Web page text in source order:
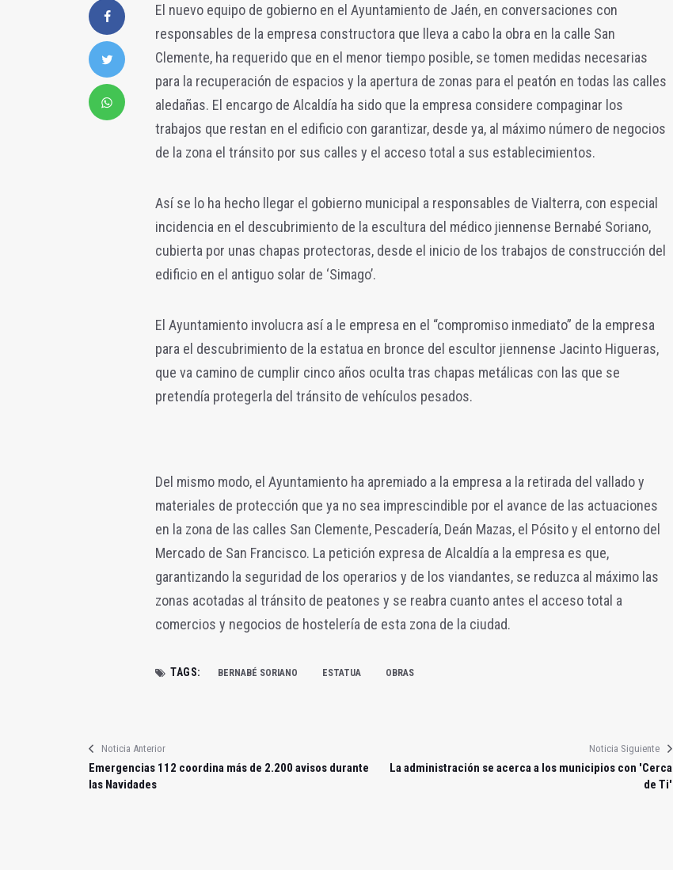
El nuevo equipo de gobierno en el Ayuntamiento de Jaén, en conversaciones con
responsables de la empresa constructora que lleva a cabo la obra en la calle San
Clemente, ha requerido que en el menor tiempo posible, se tomen medidas necesarias
para la recuperación de espacios y la apertura de zonas para el peatón en todas las calles
aledañas. El encargo de Alcaldía ha sido que la empresa considere compaginar los
trabajos que restan en el edificio con garantizar, desde ya, al máximo número de negocios
de la zona el tránsito por sus calles y el acceso total a sus establecimientos.
Así se lo ha hecho llegar el gobierno municipal a responsables de Vialterra, con especial
incidencia en el descubrimiento de la escultura del médico jiennense Bernabé Soriano,
cubierta por unas chapas protectoras, desde el inicio de los trabajos de construcción del
edificio en el antiguo solar de ‘Simago’.
El Ayuntamiento involucra así a le empresa en el “compromiso inmediato” de la empresa
para el descubrimiento de la estatua en bronce del escultor jiennense Jacinto Higueras,
que va camino de cumplir cinco años oculta tras chapas metálicas con las que se
pretendía protegerla del tránsito de vehículos pesados.
Del mismo modo, el Ayuntamiento ha apremiado a la empresa a la retirada del vallado y
materiales de protección que ya no sea imprescindible por el avance de las actuaciones
en la zona de las calles San Clemente, Pescadería, Deán Mazas, el Pósito y el entorno del
Mercado de San Francisco. La petición expresa de Alcaldía a la empresa es que,
garantizando la seguridad de los operarios y de los viandantes, se reduzca al máximo las
zonas acotadas al tránsito de peatones y se reabra cuanto antes el acceso total a
comercios y negocios de hostelería de esta zona de la ciudad.
TAGS: BERNABÉ SORIANO ESTATUA OBRAS
Noticia Anterior
Emergencias 112 coordina más de 2.200 avisos durante
las Navidades
Noticia Siguiente
La administración se acerca a los municipios con 'Cerca
de Ti'